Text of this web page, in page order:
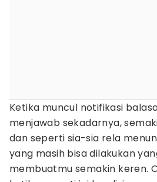
Ketika muncul notifikasi
menjawab sekadarnya,
dan seperti sia-sia rela
yang masih bisa dilakukan
membuatmu semakin keren.